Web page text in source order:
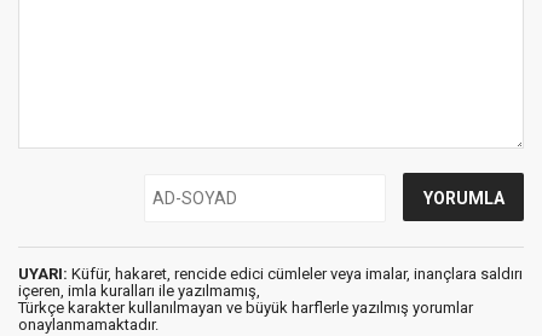
UYARI: Küfür, hakaret, rencide edici cümleler veya imalar, inançlara saldırı
içeren, imla kuralları ile yazılmamış,
Türkçe karakter kullanılmayan ve büyük harflerle yazılmış yorumlar
onaylanmamaktadır.